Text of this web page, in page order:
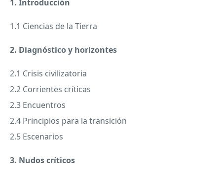
1. Introducción
1.1 Ciencias de la Tierra
2. Diagnóstico y horizontes
2.1 Crisis civilizatoria
2.2 Corrientes críticas
2.3 Encuentros
2.4 Principios para la transición
2.5 Escenarios
3. Nudos críticos